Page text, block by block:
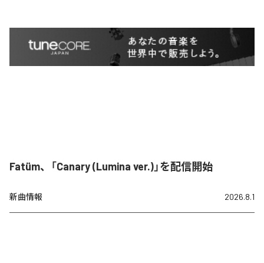
Fatüm、「Canary (Lumina ver.)」を配信開始
新曲情報 2026.8.1